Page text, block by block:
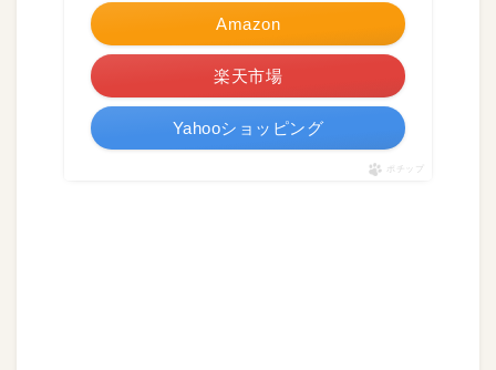
Amazon
楽天市場
Yahooショッピング
ポチップ